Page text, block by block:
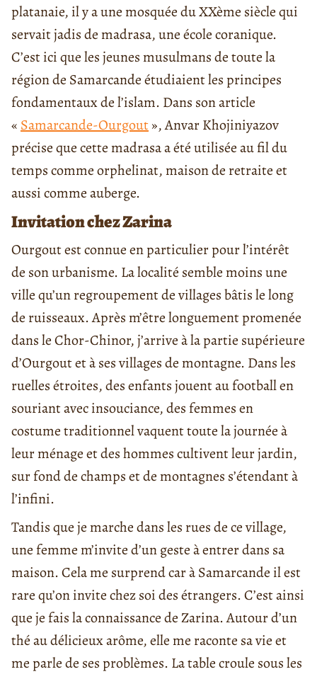
platanaie, il y a une mosquée du XXème siècle qui
servait jadis de madrasa, une école coranique.
C’est ici que les jeunes musulmans de toute la
région de Samarcande étudiaient les principes
fondamentaux de l’islam. Dans son article
«Samarcande-Ourgout», Anvar Khojiniyazov
précise que cette madrasa a été utilisée au fil du
temps comme orphelinat, maison de retraite et
aussi comme auberge.
Invitation chez Zarina
Ourgout est connue en particulier pour l’intérêt
de son urbanisme. La localité semble moins une
ville qu’un regroupement de villages bâtis le long
de ruisseaux. Après m’être longuement promenée
dans le Chor-Chinor, j’arrive à la partie supérieure
d’Ourgout et à ses villages de montagne. Dans les
ruelles étroites, des enfants jouent au football en
souriant avec insouciance, des femmes en
costume traditionnel vaquent toute la journée à
leur ménage et des hommes cultivent leur jardin,
sur fond de champs et de montagnes s’étendant à
l’infini.
Tandis que je marche dans les rues de ce village,
une femme m’invite d’un geste à entrer dans sa
maison. Cela me surprend car à Samarcande il est
rare qu’on invite chez soi des étrangers. C’est ainsi
que je fais la connaissance de Zarina. Autour d’un
thé au délicieux arôme, elle me raconte sa vie et
me parle de ses problèmes. La table croule sous les